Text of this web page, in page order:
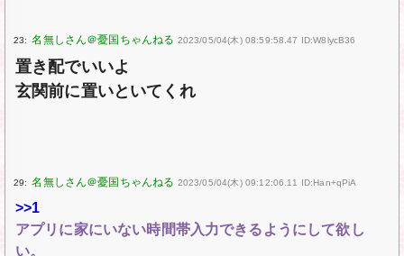
23: 2023/05/04(木) 08:59:58.47 ID:W8lycB36
置き配でいいよ
玄関前に置いといてくれ
29: 2023/05/04(木) 09:12:06.11 ID:Han+qPiA
>>1
アプリに家にいない時間帯入力できるようにして欲し
い。